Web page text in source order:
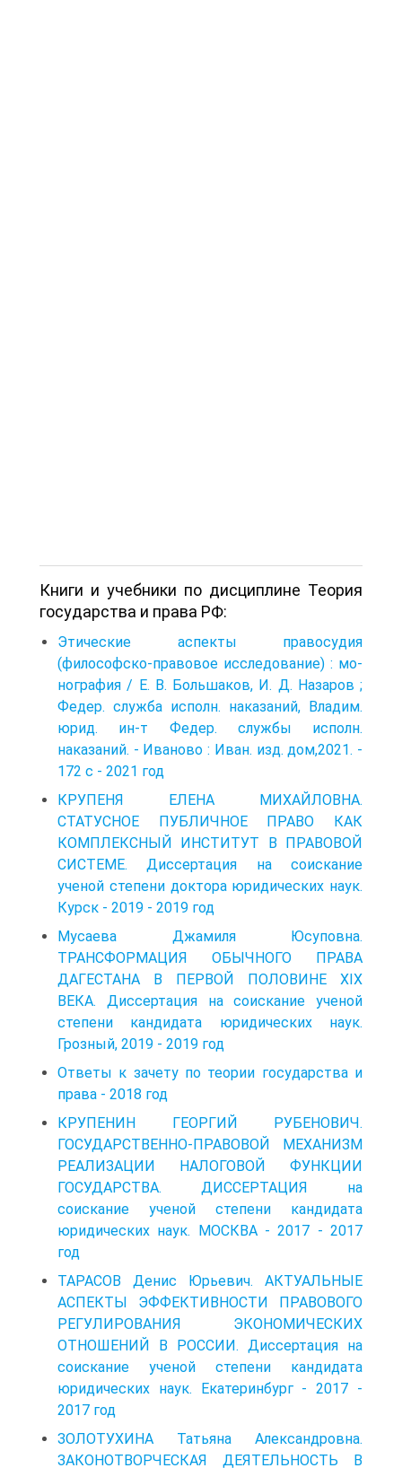
Книги и учебники по дисциплине Теория
государства и права РФ:
Этические аспекты правосудия
(философско-правовое исследование) : мо­
нография / Е. В. Большаков, И. Д. Назаров ;
Федер. служба исполн. наказаний, Владим.
юрид. ин-т Федер. службы исполн.
наказаний. - Иваново : Иван. изд. дом,2021. -
172 с - 2021 год
КРУПЕНЯ ЕЛЕНА МИХАЙЛОВНА.
СТАТУСНОЕ ПУБЛИЧНОЕ ПРАВО КАК
КОМПЛЕКСНЫЙ ИНСТИТУТ В ПРАВОВОЙ
СИСТЕМЕ. Диссертация на соискание
ученой степени доктора юридических наук.
Курск - 2019 - 2019 год
Мусаева Джамиля Юсуповна.
ТРАНСФОРМАЦИЯ ОБЫЧНОГО ПРАВА
ДАГЕСТАНА В ПЕРВОЙ ПОЛОВИНЕ XIX
ВЕКА. Диссертация на соискание ученой
степени кандидата юридических наук.
Грозный, 2019 - 2019 год
Ответы к зачету по теории государства и
права - 2018 год
КРУПЕНИН ГЕОРГИЙ РУБЕНОВИЧ.
ГОСУДАРСТВЕННО-ПРАВОВОЙ МЕХАНИЗМ
РЕАЛИЗАЦИИ НАЛОГОВОЙ ФУНКЦИИ
ГОСУДАРСТВА. ДИССЕРТАЦИЯ на
соискание ученой степени кандидата
юридических наук. МОСКВА - 2017 - 2017
год
ТАРАСОВ Денис Юрьевич. АКТУАЛЬНЫЕ
АСПЕКТЫ ЭФФЕКТИВНОСТИ ПРАВОВОГО
РЕГУЛИРОВАНИЯ ЭКОНОМИЧЕСКИХ
ОТНОШЕНИЙ В РОССИИ. Диссертация на
соискание ученой степени кандидата
юридических наук. Екатеринбург - 2017 -
2017 год
ЗОЛОТУХИНА Татьяна Александровна.
ЗАКОНОТВОРЧЕСКАЯ ДЕЯТЕЛЬНОСТЬ В